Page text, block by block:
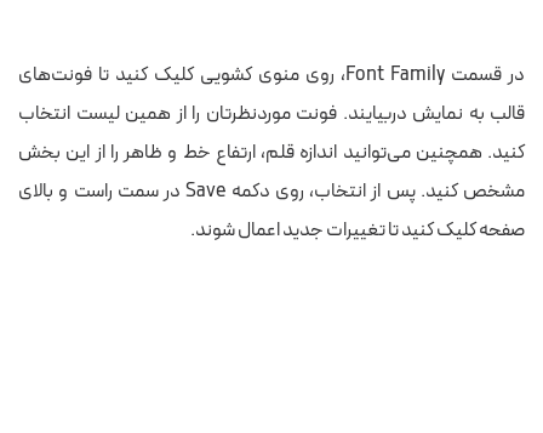
در قسمت Font Family، روی منوی کشویی کلیک کنید تا فونت‌های
قالب به نمایش دربیایند. فونت موردنظرتان را از همین لیست انتخاب
کنید. همچنین می‌توانید اندازه قلم، ارتفاع خط و ظاهر را از این بخش
مشخص کنید. پس از انتخاب، روی دکمه Save در سمت راست و بالای
صفحه کلیک کنید تا تغییرات جدید اعمال شوند.